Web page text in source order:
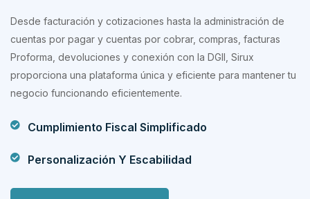
Desde facturación y cotizaciones hasta la administración de
cuentas por pagar y cuentas por cobrar, compras, facturas
Proforma, devoluciones y conexión con la DGII, Sirux
proporciona una plataforma única y eficiente para mantener tu
negocio funcionando eficientemente.
Cumplimiento Fiscal Simplificado
Personalización Y Escabilidad